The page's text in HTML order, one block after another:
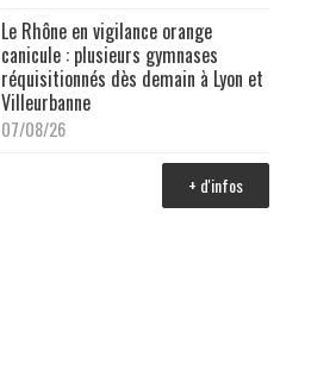
Le Rhône en vigilance orange
canicule : plusieurs gymnases
réquisitionnés dès demain à Lyon et
Villeurbanne
07/08/26
+ d'infos